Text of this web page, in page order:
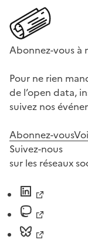
Abonnez-vous
Pour ne rien
de l’open data,
suivez nos
Abonnez-vous
Suivez-nous
sur les réseaux